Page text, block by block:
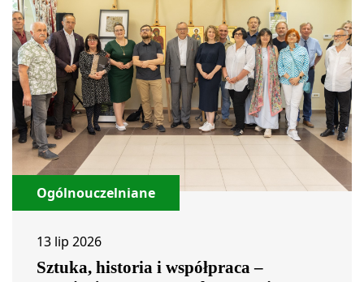
Ogólnouczelniane
13 lip 2026
Sztuka, historia i współpraca –